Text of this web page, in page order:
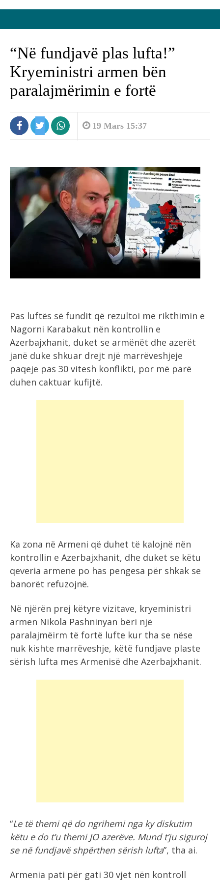
“Në fundjavë plas lufta!”
Kryeministri armen bën
paralajmërimin e fortë
19 Mars 15:37
Pas luftës së fundit që rezultoi me rikthimin e
Nagorni Karabakut nën kontrollin e
Azerbajxhanit, duket se armënët dhe azerët
janë duke shkuar drejt një marrëveshjeje
paqeje pas 30 vitesh konflikti, por më parë
duhen caktuar kufijtë.
Ka zona në Armeni që duhet të kalojnë nën
kontrollin e Azerbajxhanit, dhe duket se këtu
qeveria armene po has pengesa për shkak se
banorët refuzojnë.
Në njërën prej këtyre vizitave, kryeministri
armen Nikola Pashninyan bëri një
paralajmëirm të fortë lufte kur tha se nëse
nuk kishte marrëveshje, këtë fundjave plaste
sërish lufta mes Armenisë dhe Azerbajxhanit.
“Le të themi që do ngrihemi nga ky diskutim
këtu e do t’u themi JO azerëve. Mund t’ju siguroj
se në fundjavë shpërthen sërish lufta”, tha ai.
Armenia pati për gati 30 vjet nën kontroll